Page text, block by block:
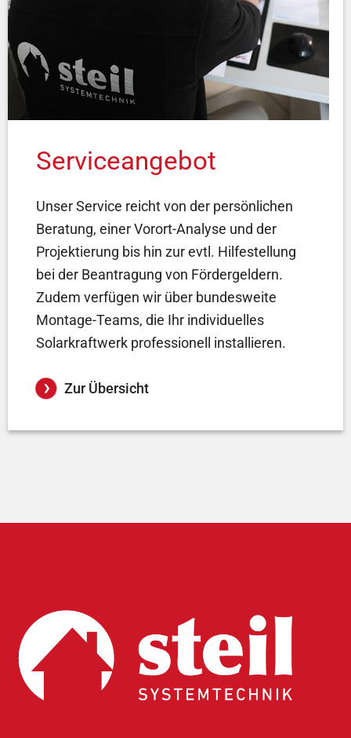
Serviceangebot
Unser Service reicht von der persönlichen
Beratung, einer Vorort-Analyse und der
Projektierung bis hin zur evtl. Hilfestellung
bei der Beantragung von Fördergeldern.
Zudem verfügen wir über bundesweite
Montage-Teams, die Ihr individuelles
Solarkraftwerk professionell installieren.
Zur Übersicht